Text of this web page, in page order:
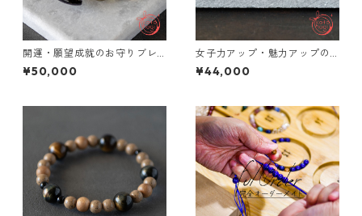
開運・願望成就のお守りブレ
スレット「祝り」 パームルー
ト ブラックリビアングラス リ
¥50,000
女子力アップ・魅力アップの
お守りブレスレット「祝り」
天然石 紅桜瑪瑙 檀香樹
¥44,000